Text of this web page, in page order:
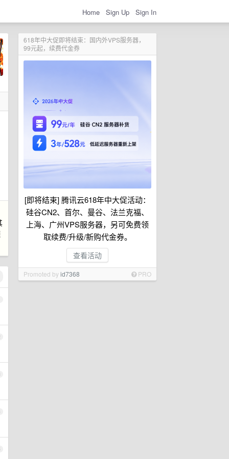
Home Sign Up Sign In
618年中大促即将结束：国内外VPS服务器，
99元起，续费代金券
[即将结束] 腾讯云618年中大促活动：
硅谷CN2、首尔、曼谷、法兰克福、
上海、广州VPS服务器，另可免费领
取续费/升级/新购代金券。
查看活动
Promoted byid7368 PRO